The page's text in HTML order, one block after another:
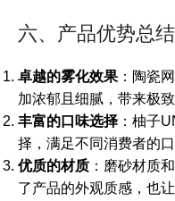
六、产品优势总结
卓越的雾化效果 ：陶瓷
加浓郁且细腻，带来极致
丰富的口味选择 ：柚子
择，满足不同消费者的口
优质的材质 ：磨砂材质
了产品的外观质感，也